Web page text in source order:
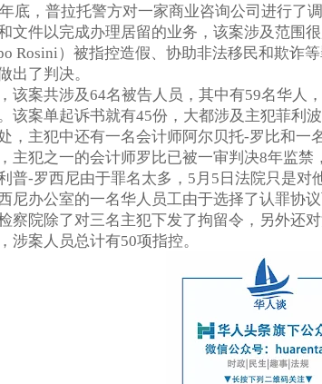
底，普拉托警方对一家商业咨询公司进行了
文件以完成办理居留的业务，该案涉及范围
Rosini）被指控造假、协助非法移民和欺诈
出了判决。
该案共涉及64名被告人员，其中有59名华人
该案单起诉书就有45份，大都涉及主犯菲利波
，主犯中还有一名会计师阿尔贝托-罗比和一
主犯之一的会计师罗比已被一审判决8年监禁
普-罗西尼由于罪名太多， 5 月 5日法院只是对
尼办公室的一名华人员工由于选择了认罪协议
察院除了对三名主犯下发了拘留令，另外还
涉案人员总计有50项指控。